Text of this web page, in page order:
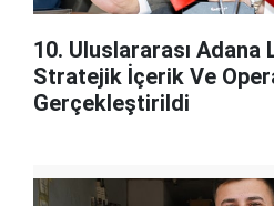
10. Uluslararası Adana
Stratejik İçerik Ve
Gerçekleştirildi